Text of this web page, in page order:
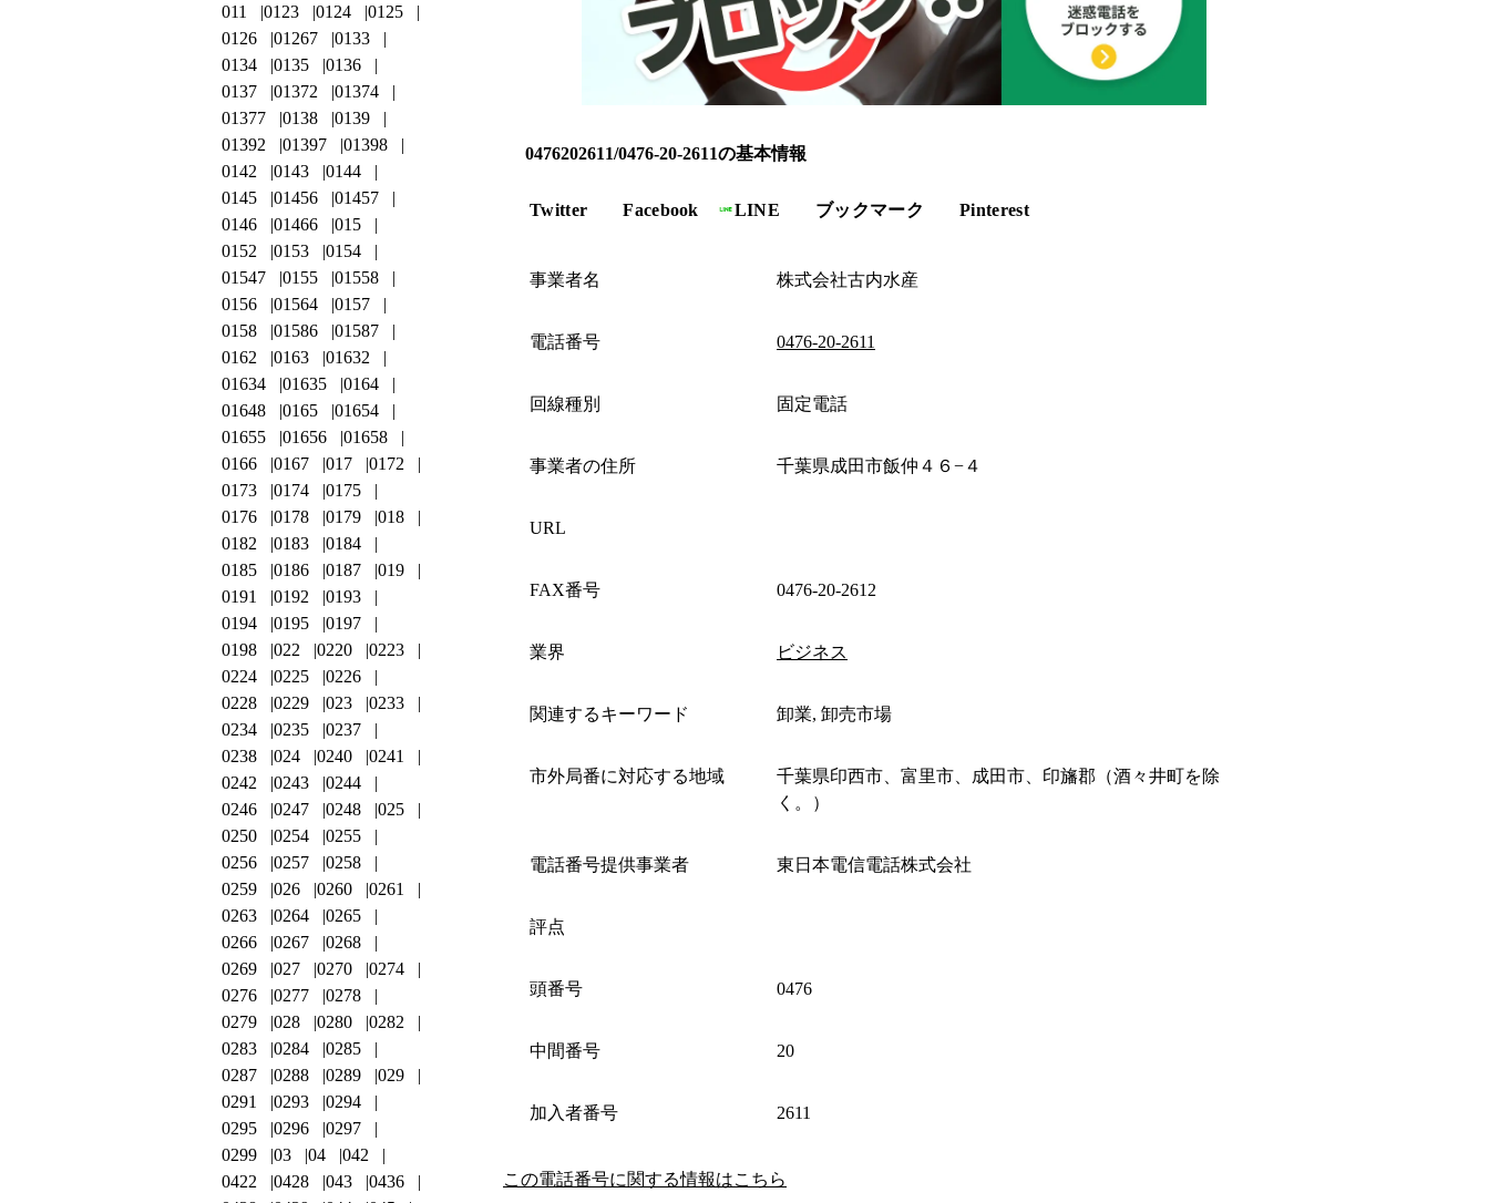
0476202611/0476-20-2611の基本情報
Twitter Facebook LINE ブックマーク Pinterest
事業者名 株式会社古内水産
電話番号 0476-20-2611
回線種別 固定電話
事業者の住所 千葉県成田市飯仲４６−４
URL
FAX番号 0476-20-2612
業界 ビジネス
関連するキーワード 卸業, 卸売市場
市外局番に対応する地域
千葉県印西市、富里市、成田市、印旛郡（酒々井町を除
く。）
電話番号提供事業者 東日本電信電話株式会社
評点
頭番号 0476
中間番号 20
加入者番号 2611
この電話番号に関する情報はこちら
011 0123 0124
0125
0126
01267
0133
0134
0135
0136
0137
01372
01374
01377
0138
0139
01392
01397
01398
0142
0143
0144
0145
01456
01457
0146
01466
015
0152
0153
0154
01547
0155
01558
0156
01564
0157
0158
01586
01587
0162
0163
01632
01634
01635
0164
01648
0165
01654
01655
01656
01658
0166
0167 017
0172
0173
0174
0175
0176
0178 0179
018
0182
0183
0184
0185
0186 0187
019
0191
0192
0193
0194
0195
0197
0198
022 0220
0223
0224
0225
0226
0228
0229 023
0233
0234
0235
0237
0238
024 0240
0241
0242
0243
0244
0246
0247 0248
025
0250
0254
0255
0256
0257
0258
0259
026 0260
0261
0263
0264
0265
0266
0267
0268
0269
027 0270
0274
0276
0277
0278
0279
028 0280
0282
0283
0284
0285
0287
0288 0289
029
0291
0293
0294
0295
0296
0297
0299
03 04
042
0422
0428 043
0436